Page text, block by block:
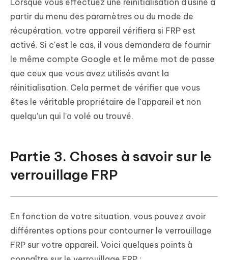
partir du menu des paramètres ou du mode de
récupération, votre appareil vérifiera si FRP est
activé. Si c'est le cas, il vous demandera de fournir
le même compte Google et le même mot de passe
que ceux que vous avez utilisés avant la
réinitialisation. Cela permet de vérifier que vous
êtes le véritable propriétaire de l'appareil et non
quelqu'un qui l'a volé ou trouvé.
Partie 3. Choses à savoir sur le
verrouillage FRP
En fonction de votre situation, vous pouvez avoir
différentes options pour contourner le verrouillage
FRP sur votre appareil. Voici quelques points à